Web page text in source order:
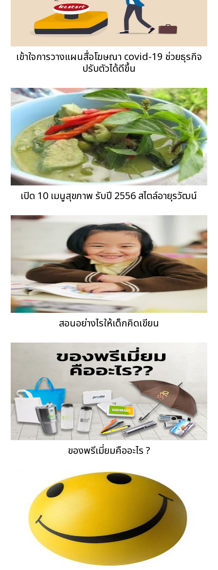
เข้าใจการวางแผนสื่อโฆษณา covid-19 ช่วยธุรกิจ
ปรับตัวได้ดีขึ้น
เปิด 10 เมนูสุขภาพ รับปี 2556 สไตล์อายุรวัฒน์
สอนอย่างไรให้เด็กคิดเขียน
ของพรีเมี่ยมคืออะไร ?